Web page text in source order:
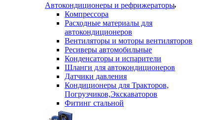
Автокондиционеры и рефрижераторы
Компрессора
Расходные материалы для
автокондиционеров
Вентиляторы и моторы вентиляторов
Ресиверы автомобильные
Конденсаторы и испарители
Шланги для автокондиционеров
Датчики давления
Кондиционеры для Тракторов,
Погрузчиков,Экскаваторов
Фитинг стальной